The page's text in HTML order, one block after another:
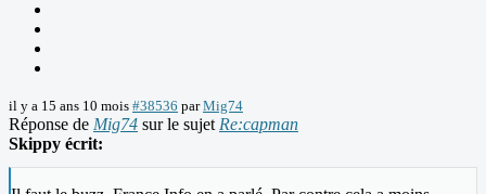
il y a 15 ans 10 mois #38536 parMig74
Réponse de Mig74 sur le sujet Re:capman
Skippy écrit: